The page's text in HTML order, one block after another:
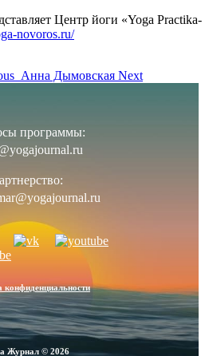
Центр йоги «Yoga Practika-
novoros.ru/
Анна Дымовская Next
программы:
конфиденциальности
Журнал © 2026